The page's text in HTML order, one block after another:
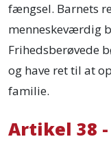
fængsel. Barnets
menneskeværdig
Frihedsberøvede
og have ret til at
familie.
Artikel 38